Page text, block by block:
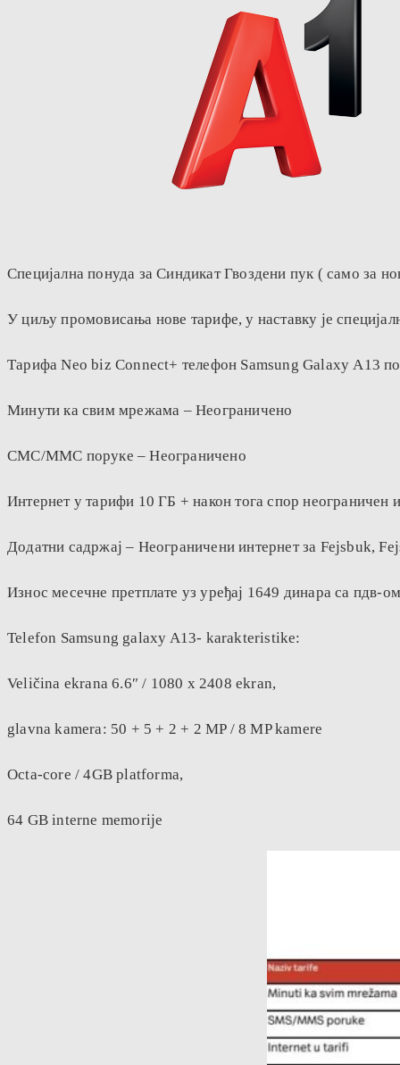
Специјална понуда за Синдикат Гвоздени пук ( само за
У циљу промовисања нове тарифе, у наставку је
Тарифа Neo biz Connect+ телефон Samsung Galaxy А13
Минути ка свим мрежама – Неограничено
СМС/ММС поруке – Неограничено
Интернет у тарифи 10 ГБ + након тога спор неограничен
Додатни садржај – Неограничени интернет за Fejsbuk,
Износ месечне претплате уз уређај 1649 динара са пдв-
Telefon Samsung galaxy A13- karakteristike:
Veličina ekrana 6.6″ / 1080 x 2408 ekran,
glavna kamera: 50 + 5 + 2 + 2 MP / 8 MP kamere
Octa-core / 4GB platforma,
64 GB interne memorije